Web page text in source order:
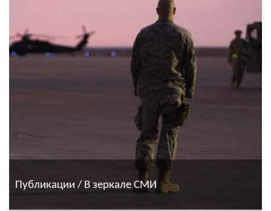
Публикации / В зеркале СМИ